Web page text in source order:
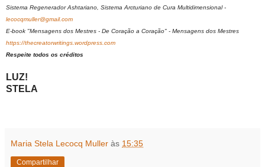
Sistema Regenerador Ashtariano, Sistema Arcturiano de Cura Multidimensional -
lecocqmuller@gmail.com
E-book "Mensagens dos Mestres - De Coração a Coração" - Mensagens dos Mestres
https://thecreatorwritings.wordpress.com
Respeite todos os créditos
LUZ!
STELA
Maria Stela Lecocq Muller às 15:35
Compartilhar